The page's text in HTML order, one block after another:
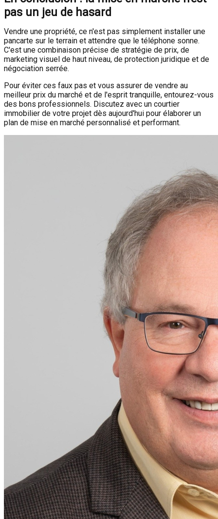
pas un jeu de hasard
Vendre une propriété, ce n'est pas simplement installer une
pancarte sur le terrain et attendre que le téléphone sonne.
C'est une combinaison précise de stratégie de prix, de
marketing visuel de haut niveau, de protection juridique et de
négociation serrée.
Pour éviter ces faux pas et vous assurer de vendre au
meilleur prix du marché et de l'esprit tranquille, entourez-vous
des bons professionnels. Discutez avec un courtier
immobilier de votre projet dès aujourd'hui pour élaborer un
plan de mise en marché personnalisé et performant.